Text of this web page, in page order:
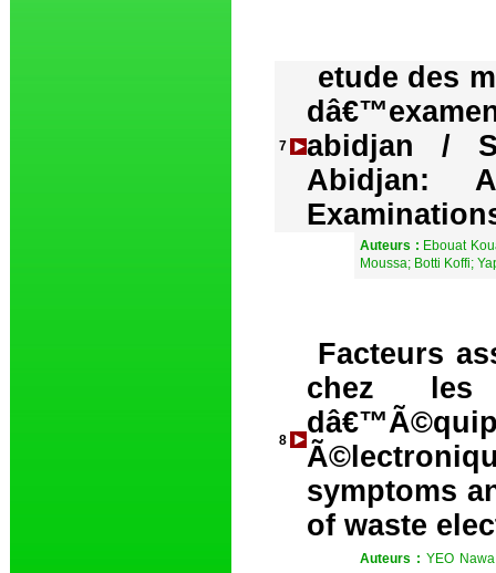
7
etude des
abidjan /
Abidjan:
Auteurs : Ebouat
Moussa; Botti Koffi;
8
Facteurs
chez les
symptoms
of waste
Auteurs : YEO